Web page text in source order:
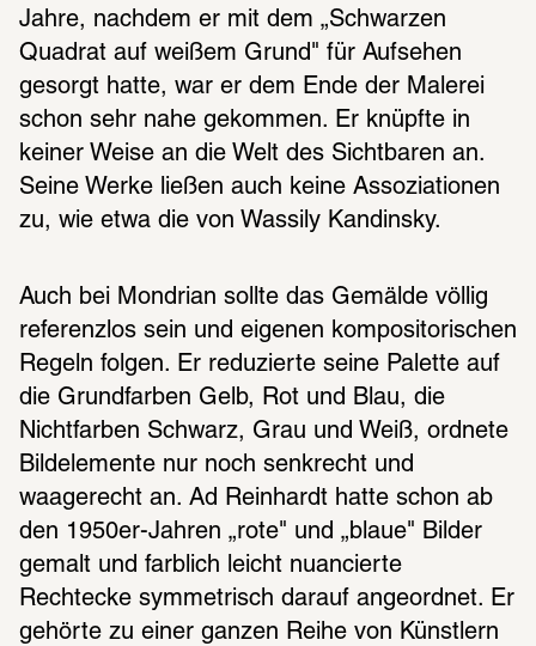
Jahre, nachdem er mit dem „Schwarzen
Quadrat auf weißem Grund" für Aufsehen
gesorgt hatte, war er dem Ende der Malerei
schon sehr nahe gekommen. Er knüpfte in
keiner Weise an die Welt des Sichtbaren an.
Seine Werke ließen auch keine Assoziationen
zu, wie etwa die von Wassily Kandinsky.
Auch bei Mondrian sollte das Gemälde völlig
referenzlos sein und eigenen kompositorischen
Regeln folgen. Er reduzierte seine Palette auf
die Grundfarben Gelb, Rot und Blau, die
Nichtfarben Schwarz, Grau und Weiß, ordnete
Bildelemente nur noch senkrecht und
waagerecht an. Ad Reinhardt hatte schon ab
den 1950er-Jahren „rote" und „blaue" Bilder
gemalt und farblich leicht nuancierte
Rechtecke symmetrisch darauf angeordnet. Er
gehörte zu einer ganzen Reihe von Künstlern